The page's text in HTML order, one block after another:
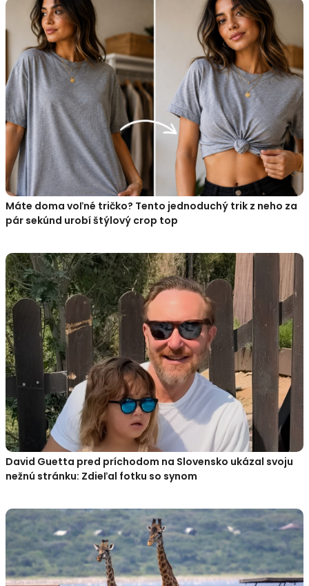
Máte doma voľné tričko? Tento jednoduchý trik z neho za
pár sekúnd urobí štýlový crop top
David Guetta pred príchodom na Slovensko ukázal svoju
nežnú stránku: Zdieľal fotku so synom